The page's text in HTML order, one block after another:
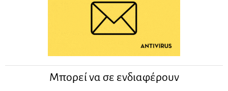
Μπορεί να σε ενδιαφέρουν